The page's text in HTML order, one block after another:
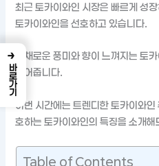
최근 토카이와인 시장은 빠르게 성
토카이와인을 선호하고 있습니다.
다채로운 풍미와 향이 느껴지는 토
넣어줍니다.
이번 시간에는 트렌디한 토카이와
호하는 토카이와인의 특징을 소개해
Table of Contents
→
바로가기